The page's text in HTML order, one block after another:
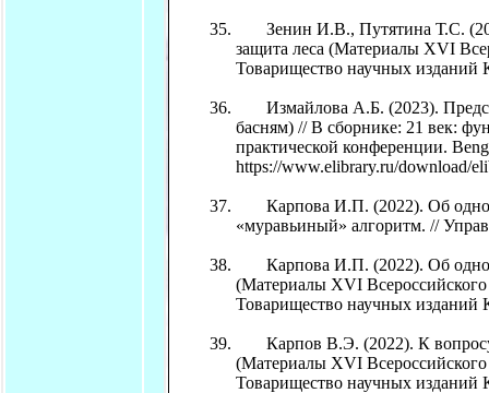
Зенин И.В., Путятина Т.С.
защита леса (Материалы XVI
Товарищество научных
Измайлова А.Б. (2023).
басням) // В сборнике: 21 век:
практической конференции.
https://www.elibrary.ru/download/
Карпова И.П. (2022). Об одном
«муравьиный» алгоритм. //
Карпова И.П. (2022). Об одном
(Материалы XVI
Товарищество научных
Карпов В.Э. (2022). К вопросу
(Материалы XVI
Товарищество научных